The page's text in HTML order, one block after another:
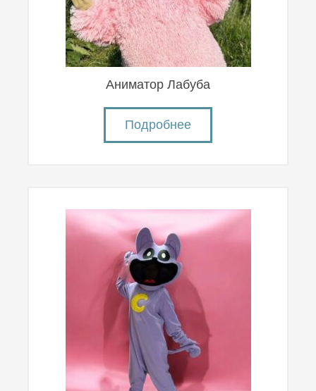
Аниматор Лабуба
Подробнее